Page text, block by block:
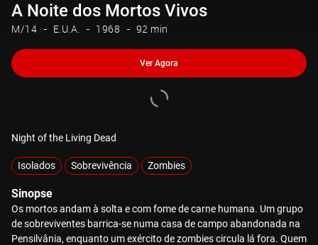
A Noite dos Mortos Vivos
M/14 E.U.A. 1968 92 min
Ver Agora
Night of the Living Dead
Isolados Sobrevivência Zombies
Sinopse
Os mortos andam à solta e com fome de carne humana. Um grupo
de sobreviventes barrica-se numa casa de campo abandonada na
Pensilvânia, enquanto um exército de zombies circula lá fora. Quem